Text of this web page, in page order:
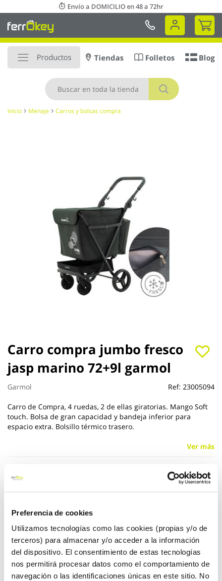
Preferencia de cookies
Utilizamos tecnologías como las cookies (propias y/o de
terceros) para almacenar y/o acceder a la información
del dispositivo. El consentimiento de estas tecnologías
nos permitirá procesar datos como el comportamiento de
navegación o las identificaciones únicas en este sitio. No
al
contenido
Envío a DOMICILIO en 48 a 72hr
Mi
Productos
Buscar
Tiendas Folletos Blog
Inicio Menaje Carros y bolsas compra
Carro compra jumbo fresco
jasp marino 72+9l garmol
Garmol Ref: 23005094
Carro de Compra, 4 ruedas, 2 de ellas giratorias. Mango Soft
touch. Bolsa de gran capacidad y bandeja inferior para
espacio extra. Bolsillo térmico trasero.
Ver más
124,50 €
Click&Collect - Recogida gratis
en nuestras tiendas
Envío a domicilio:
5 días hábiles
Saltar
al
comienzo
de
la
de
imágenes